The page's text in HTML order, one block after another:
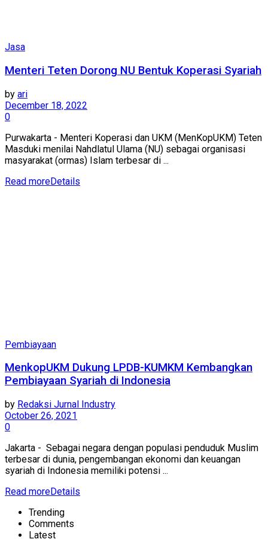
Jasa
Menteri Teten Dorong NU Bentuk Koperasi Syariah
by ari
December 18, 2022
0
Purwakarta - Menteri Koperasi dan UKM (MenKopUKM) Teten
Masduki menilai Nahdlatul Ulama (NU) sebagai organisasi
masyarakat (ormas) Islam terbesar di ...
Read moreDetails
Pembiayaan
MenkopUKM Dukung LPDB-KUMKM Kembangkan
Pembiayaan Syariah di Indonesia
by Redaksi Jurnal Industry
October 26, 2021
0
Jakarta - Sebagai negara dengan populasi penduduk Muslim
terbesar di dunia, pengembangan ekonomi dan keuangan
syariah di Indonesia memiliki potensi ...
Read moreDetails
Trending
Comments
Latest